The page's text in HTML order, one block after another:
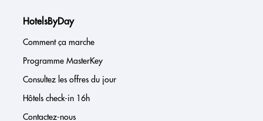
HotelsByDay
Comment ça marche
Programme MasterKey
Consultez les offres du jour
Hôtels check-in 16h
Contactez-nous